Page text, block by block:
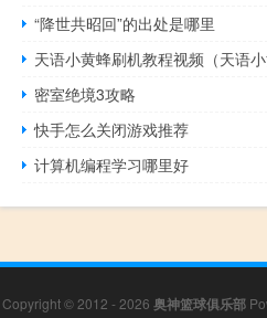
“降世共昭回”的出处是哪里
天语小黄蜂刷机教程视频（天语小
密室绝境3攻略
快手怎么关闭游戏推荐
计算机编程学习哪里好
Copyright © 2012 - 2026 奥神篮球俱乐部